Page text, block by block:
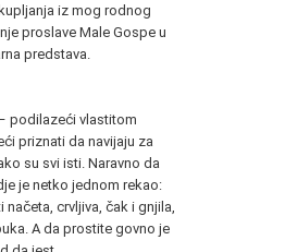
iz mog rodnog
proslave Male Gospe u
predstava.
podilazeći vlastitom
priznati da navijaju za
su svi isti. Naravno da
je netko jednom rekao:
crvljiva, čak i gnjila,
A da prostite govno je